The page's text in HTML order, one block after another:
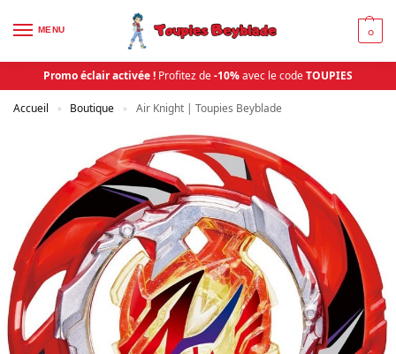
MENU 0
Promo éclair activée ! Profitez de-10%avec le codeTOUPIES
Accueil » Boutique » Air Knight | Toupies Beyblade